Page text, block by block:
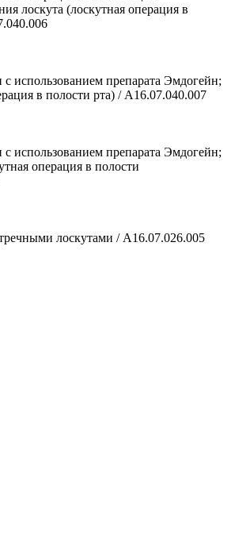
лоскута (лоскутная операция в
с использованием препарата Эмдогейн;
в полости рта) / А16.07.040.007
с использованием препарата Эмдогейн;
операция в полости
лоскутами / А16.07.026.005